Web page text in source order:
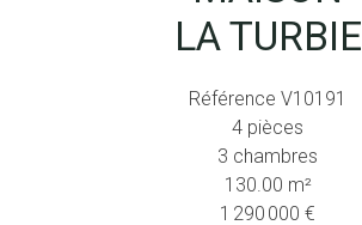
LA TURBIE
Référence V10191
4 pièces
3 chambres
130.00 m²
1 290 000 €